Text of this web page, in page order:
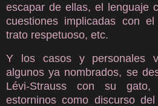
escapar de ellas, el lenguaje
cuestiones implicadas con
trato respetuoso, etc.
Y los casos y personales
algunos ya nombrados, se
Lévi-Strauss con su
estorninos como discurso